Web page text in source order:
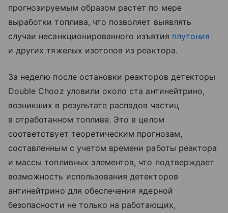
прогнозируемым образом растет по мере
выработки топлива, что позволяет выявлять
случаи несанкционированного изъятия плутония
и других тяжелых изотопов из реактора.
За неделю после остановки реакторов детекторы
Double Chooz уловили около ста антинейтрино,
возникших в результате распадов частиц
в отработанном топливе. Это в целом
соответствует теоретическим прогнозам,
составленным с учетом времени работы реактора
и массы топливных элементов, что подтверждает
возможность использования детекторов
антинейтрино для обеспечения ядерной
безопасности не только на работающих,